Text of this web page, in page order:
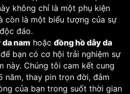
không chỉ là một phụ kiện
còn là một biểu tượng của sự
đáo.
nam hoặc đồng hồ dây da
bạn có cơ hội trải nghiệm sự
này. Chúng tôi cam kết cung
năm, thay pin trọn đời, đảm
của bạn trong suốt thời gian